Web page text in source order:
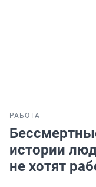
РАБОТА
истории
не хотят